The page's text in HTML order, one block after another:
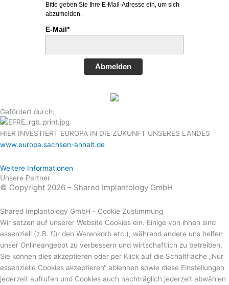
Bitte geben Sie Ihre E-Mail-Adresse ein, um sich
abzumelden.
E-Mail*
Abmelden
Gefördert durch:
HIER INVESTIERT EUROPA IN DIE ZUKUNFT UNSERES LANDES
www.europa.sachsen-anhalt.de
Weitere Informationen
Unsere Partner
© Copyright 2026 – Shared Implantology GmbH
Shared Implantology GmbH - Cookie Zustimmung
Wir setzen auf unserer Website Cookies ein. Einige von ihnen sind
essenziell (z.B. für den Warenkorb etc.), während andere uns helfen
unser Onlineangebot zu verbessern und wirtschaftlich zu betreiben.
Sie können dies akzeptieren oder per Klick auf die Schaltfläche „Nur
essenzielle Cookies akzeptieren“ ablehnen sowie diese Einstellungen
jederzeit aufrufen und Cookies auch nachträglich jederzeit abwählen